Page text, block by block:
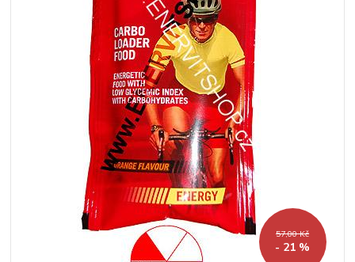
57,00 Kč
- 21 %